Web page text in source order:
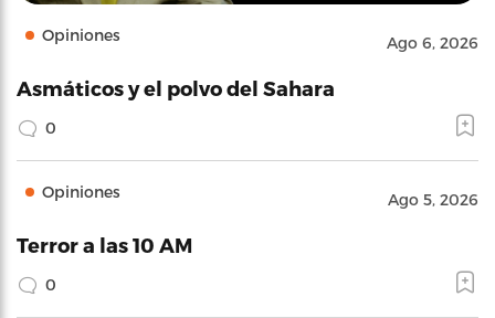
Opiniones Ago 6, 2026
Asmáticos y el polvo del Sahara
0
Opiniones Ago 5, 2026
Terror a las 10 AM
0